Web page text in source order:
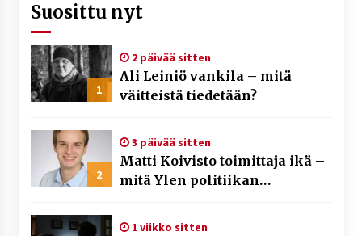
Suosittu nyt
1
2 päivää sitten
Ali Leiniö vankila – mitä
väitteistä tiedetään?
2
3 päivää sitten
Matti Koivisto toimittaja ikä –
mitä Ylen politiikan
1 viikko sitten